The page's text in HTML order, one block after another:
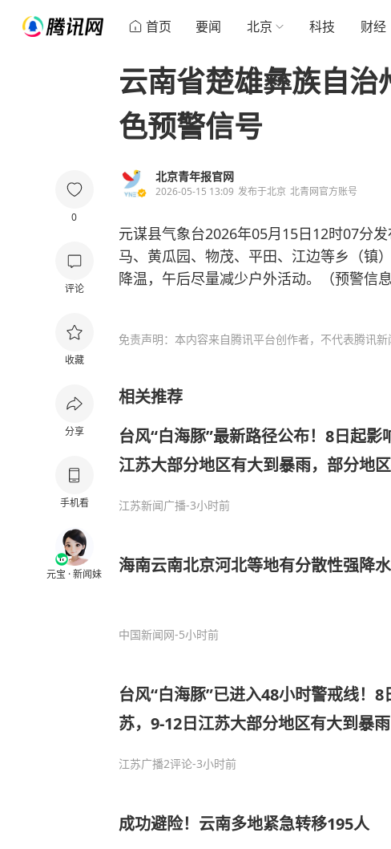
首页 要闻 北京 科技 财经
0
评论
收藏
分享
手机看
元宝 · 新闻妹
云南省楚雄彝族自
色预警信号
北京青年报官网
2026-05-15 13:09 发布于北京 北青网官方账号
元谋县气象台2026年05月15日12时07分
马、黄瓜园、物茂、平田、江边等乡（镇
降温，午后尽量减少户外活动。（预警信
免责声明：本内容来自腾讯平台创作者，不代表腾讯新
相关推荐
台风“白海豚”最新路径公布！8日起影
江苏大部分地区有大到暴雨，部分地
江苏新闻广播-3小时前
海南云南北京河北等地有分散性强降水
中国新闻网-5小时前
台风“白海豚”已进入48小时警戒线！8
苏，9-12日江苏大部分地区有大到暴
江苏广播2评论-3小时前
成功避险！云南多地紧急转移195人